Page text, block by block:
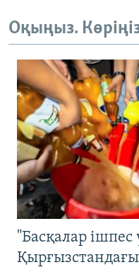
Оқыңыз.
"Басқалар ішпес